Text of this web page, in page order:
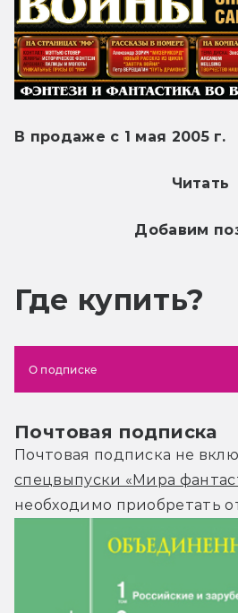
В продаже с 1 мая 2005 г.
Читать
Добавим
Где купить?
О подписке
Почтовая подписка
Почтовая подписка не
спецвыпуски «Мира
необходимо приобретать